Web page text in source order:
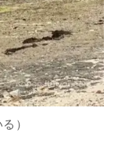
）